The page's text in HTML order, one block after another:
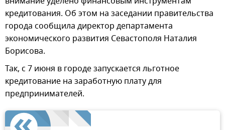
кредитования. Об этом на заседании правительства
города сообщила директор департамента
экономического развития Севастополя Наталия
Борисова.
Так, с 7 июня в городе запускается льготное
кредитование на заработную плату для
предпринимателей.